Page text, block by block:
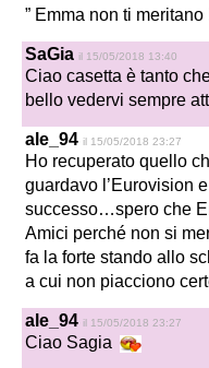
” Emma non ti meritano
SaGia il 15/05/2018 13:40
Ciao casetta è tanto
bello vedervi sempre
ale_94 il 15/05/2018 23:27
Ho recuperato quello
guardavo l’Eurovision
successo…spero che
Amici perché non si
fa la forte stando allo
a cui non piacciono
ale_94 il 15/05/2018 23:27
Ciao Sagia